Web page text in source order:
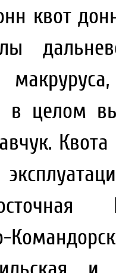
квот
в целом